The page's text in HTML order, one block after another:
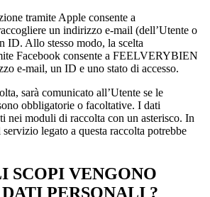
tramite Apple consente a
un indirizzo e-mail (dell’Utente o
ID. Allo stesso modo, la scelta
Facebook consente a FEELVERYBIEN
e-mail, un ID e uno stato di accesso.
sarà comunicato all’Utente se le
obbligatorie o facoltative. I dati
nei moduli di raccolta con un asterisco. In
legato a questa raccolta potrebbe
SCOPI VENGONO
PERSONALI ?